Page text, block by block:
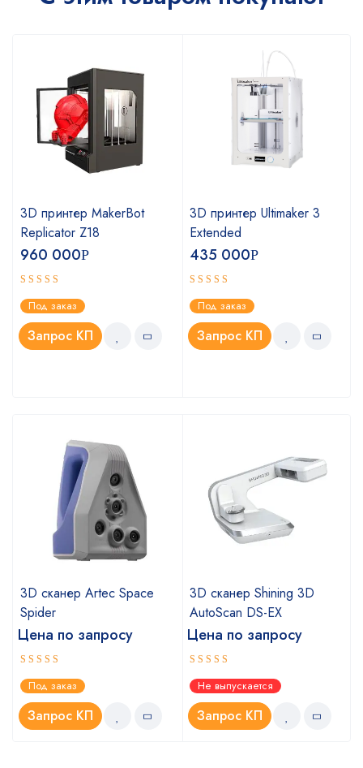
3D принтер MakerBot
Replicator Z18
960 000Р
Оценка
4.75из 5
Под заказ
Запрос КП
3D принтер Ultimaker 3
Extended
435 000Р
Оценка
5.00из 5
Под заказ
Запрос КП
3D сканер Artec Space
Spider
Цена по запросу
Оценка
5.00из 5
Под заказ
Запрос КП
3D сканер Shining 3D
AutoScan DS-EX
Цена по запросу
Оценка
4.67из 5
Не выпускается
Запрос КП